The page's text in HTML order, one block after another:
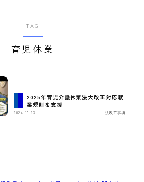
TAG
育児休業
2025年育児介護休業法大改正対応就
業規則を支援
2024.10.23 法改正事項